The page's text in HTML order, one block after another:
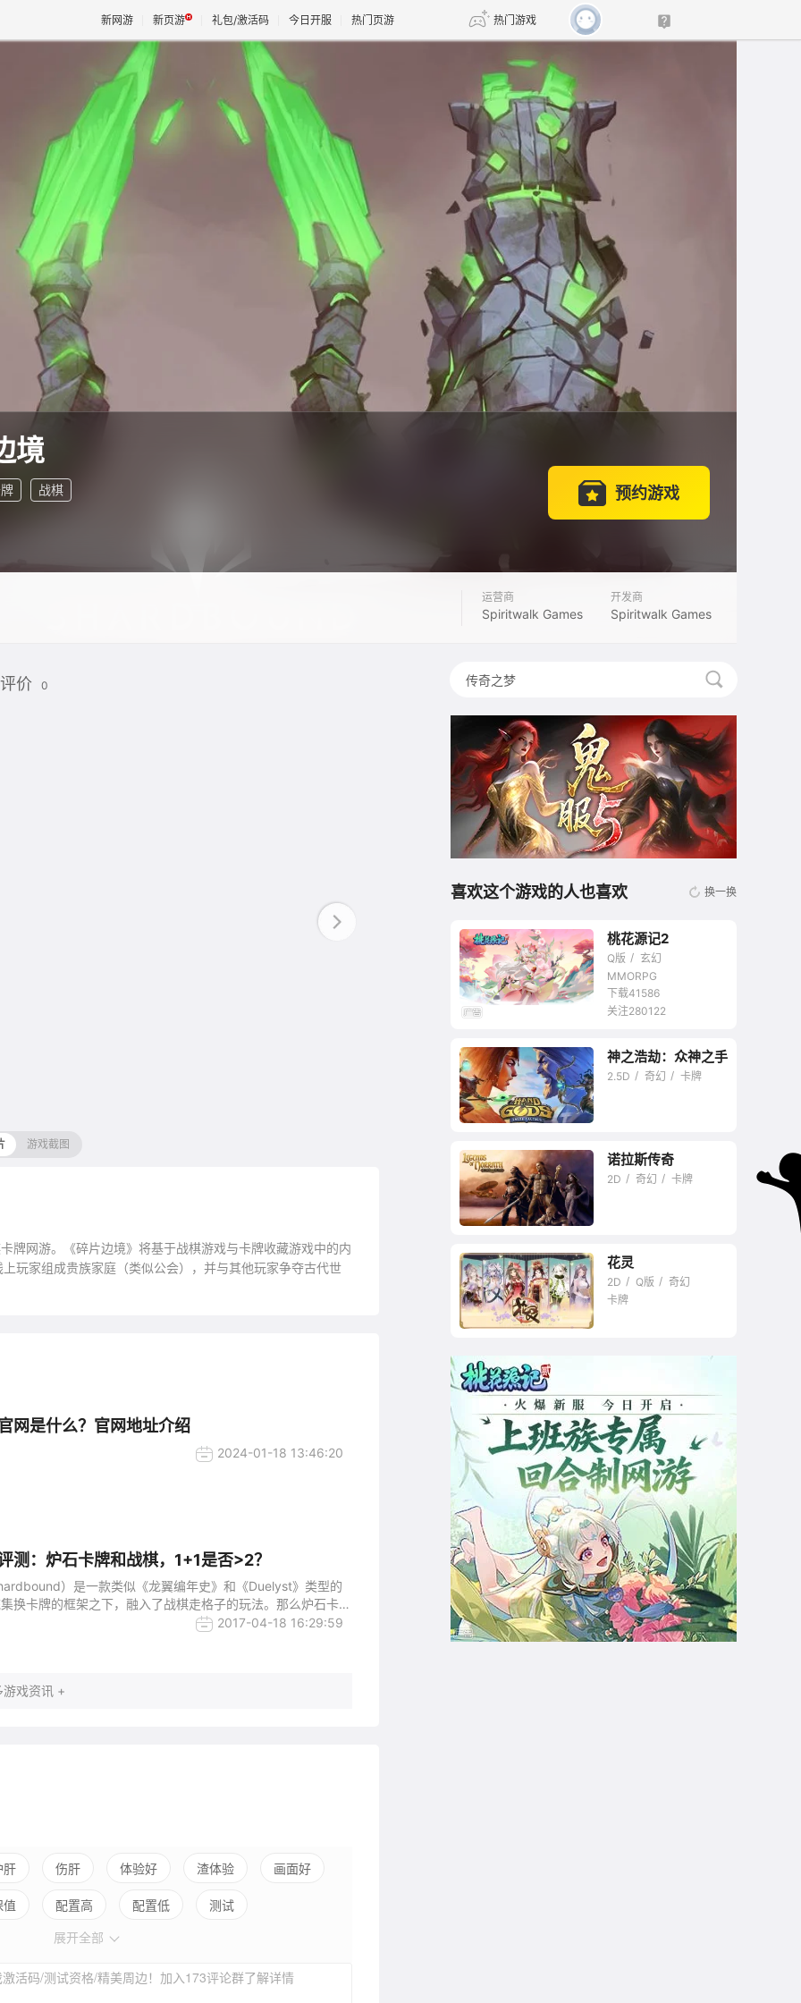
新网游 新页游 礼包/激活码 今日开服 热门页游 热门游戏
DNF 传奇4
剑网3旗舰版 新天龙八部
王权与自由 诛仙世界 新仙侠5
境
战棋 预约游戏
运营商
Spiritwalk Games
开发商
Spiritwalk Games
评价 0
游戏截图
牌网游。《碎片边境》将基于战棋游戏与卡牌收藏游戏中的内
玩家组成贵族家庭（类似公会），并与其他玩家争夺古代世
网是什么？官网地址介绍
2024-01-18 13:46:20
测：炉石卡牌和战棋，1+1是否>2？
）是一款类似《龙翼编年史》和《Duelyst》类型的
换卡牌的框架之下，融入了战棋走格子的玩法。那么炉石卡牌
在一起，两种非常有深度的策略型游戏是否能够产生1+1>2的
2017-04-18 16:29:59
游戏资讯 +
肝 伤肝 体验好 渣体验 画面好
配置高 配置低
测试
展开全部
活码/测试资格/精美周边！加入173评论群了解详情
喜欢这个游戏的人也喜欢 换一换
网游
桃花源记2
Q版
玄幻
MMORPG
下载41586
关注280122
众神三缺一打麻将
神之浩劫：众神之手
2.5D 奇幻 卡牌
诺拉斯传奇
2D 奇幻 卡牌
花灵
2D Q版
奇幻
卡牌